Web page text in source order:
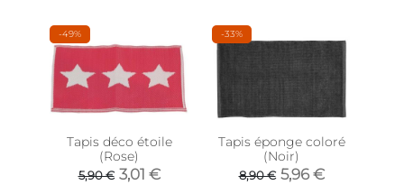
-49%
Tapis déco étoile
(Rose)
5,90 € 3,01 €
-33%
Tapis éponge coloré
(Noir)
8,90 € 5,96 €